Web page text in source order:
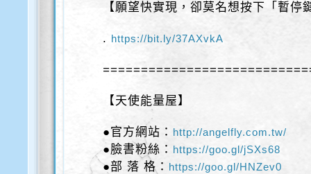
【願望快實現，卻莫名想按下「暫停
. https://bit.ly/37AXvkA
【天使能量屋】
●官方網站： http://angelfly.com.tw/
●臉書粉絲： https://goo.gl/jSXs68
●部 落 格： https://goo.gl/HNZev0